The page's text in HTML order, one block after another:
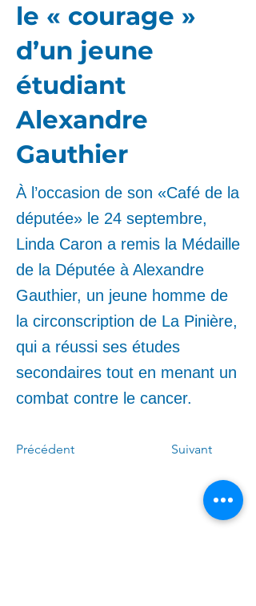
le « courage »
d’un jeune
étudiant
Alexandre
Gauthier
À l’occasion de son «Café de la
députée» le 24 septembre,
Linda Caron a remis la Médaille
de la Députée à Alexandre
Gauthier, un jeune homme de
la circonscription de La Pinière,
qui a réussi ses études
secondaires tout en menant un
combat contre le cancer.
Précédent Suivant